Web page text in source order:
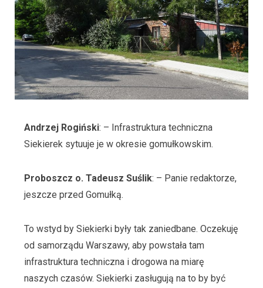
Andrzej Rogiński: – Infrastruktura techniczna
Siekierek sytuuje je w okresie gomułkowskim.
Proboszcz o. Tadeusz Suślik: – Panie redaktorze,
jeszcze przed Gomułką.
To wstyd by Siekierki były tak zaniedbane. Oczekuję
od samorządu Warszawy, aby powstała tam
infrastruktura techniczna i drogowa na miarę
naszych czasów. Siekierki zasługują na to by być